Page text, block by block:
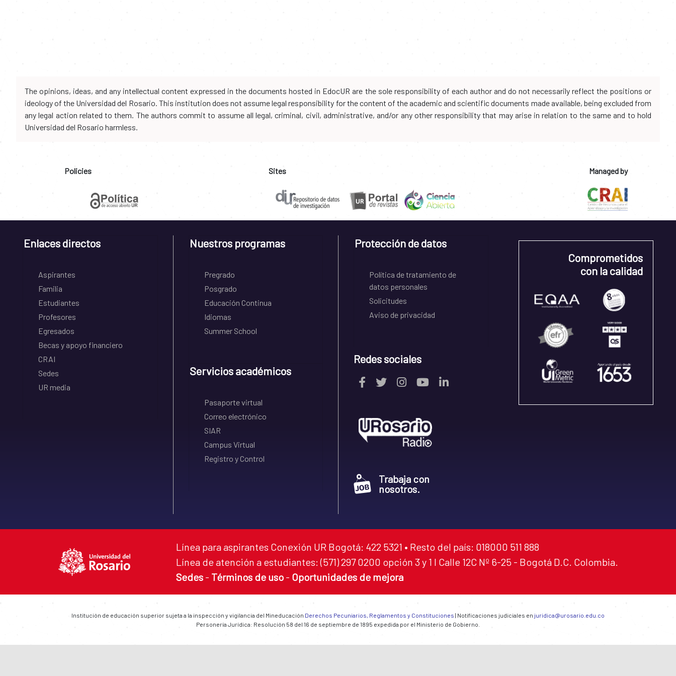
The opinions, ideas, and any intellectual content expressed in the documents hosted in EdocUR are the sole responsibility of each author and do not necessarily reflect the positions or
ideology of the Universidad del Rosario. This institution does not assume legal responsibility for the content of the academic and scientific documents made available, being excluded from
any legal action related to them. The authors commit to assume all legal, criminal, civil, administrative, and/or any other responsibility that may arise in relation to the same and to hold
Universidad del Rosario harmless.
Policies Sites Managed by
Enlaces directos
Aspirantes
Familia
Estudiantes
Profesores
Egresados
Becas y apoyo financiero
CRAI
Sedes
UR media
Nuestros programas
Pregrado
Posgrado
Educación Continua
Idiomas
Summer School
Servicios académicos
Pasaporte virtual
Correo electrónico
SIAR
Campus Virtual
Registro y Control
Protección de datos
Política de tratamiento de
datos personales
Solicitudes
Aviso de privacidad
Redes sociales
Trabaja con
nosotros.
Comprometidos
con la calidad
Línea para aspirantes Conexión UR Bogotá: 422 5321 • Resto del país: 018000 511 888
Línea de atención a estudiantes: (571) 297 0200 opción 3 y 1 I Calle 12C Nº 6-25 - Bogotá D.C. Colombia.
Sedes - Términos de uso - Oportunidades de mejora
Institución de educación superior sujeta a la inspección y vigilancia del Mineducación Derechos Pecuniarios, Reglamentos y Constituciones | Notificaciones judiciales en juridica@urosario.edu.co
Personería Jurídica: Resolución 58 del 16 de septiembre de 1895 expedida por el Ministerio de Gobierno.